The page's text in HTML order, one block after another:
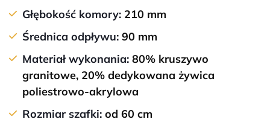
Głębokość komory: 210 mm
Średnica odpływu: 90 mm
Materiał wykonania: 80% kruszywo
granitowe, 20% dedykowana żywica
poliestrowo-akrylowa
Rozmiar szafki: od 60 cm